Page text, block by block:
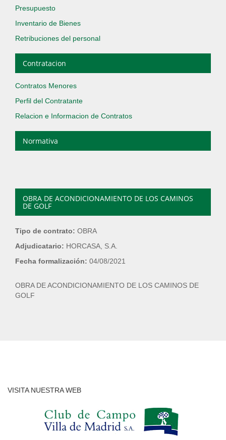
Presupuesto
Inventario de Bienes
Retribuciones del personal
Contratacion
Contratos Menores
Perfil del Contratante
Relacion e Informacion de Contratos
Normativa
OBRA DE ACONDICIONAMIENTO DE LOS CAMINOS
DE GOLF
Tipo de contrato: OBRA
Adjudicatario: HORCASA, S.A.
Fecha formalización: 04/08/2021
OBRA DE ACONDICIONAMIENTO DE LOS CAMINOS DE
GOLF
VISITA NUESTRA WEB